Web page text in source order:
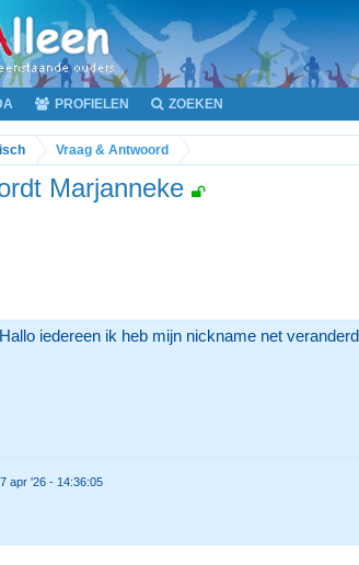
PROFIELEN ZOEKEN
Vraag & Antwoord
Marjanneke
Hallo iedereen ik heb mijn nickname net
apr '26 - 14:36:05